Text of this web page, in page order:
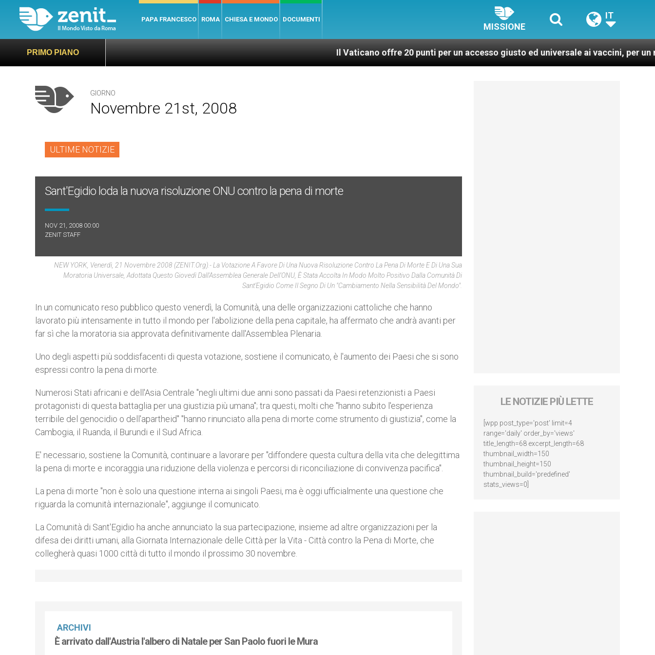
PAPA FRANCESCO ROMA CHIESA E MONDO DOCUMENTI
MISSIONE
IT
PRIMO PIANO Il Vaticano offre 20 punti per un accesso giusto ed universale ai vaccini, per un mondo più
GIORNO
Novembre 21st, 2008
ULTIME NOTIZIE
Sant'Egidio loda la nuova risoluzione ONU contro la pena di morte
NOV 21, 2008 00:00
ZENIT STAFF
NEW YORK, Venerdì, 21 Novembre 2008 (ZENIT.org).- La Votazione A Favore Di Una Nuova Risoluzione Contro La Pena Di Morte E Di Una Sua
Moratoria Universale, Adottata Questo Giovedì Dall'Assemblea Generale Dell'ONU, È Stata Accolta In Modo Molto Positivo Dalla Comunità Di
Sant'Egidio Come Il Segno Di Un "cambiamento Nella Sensibilità Del Mondo".
In un comunicato reso pubblico questo venerdì, la Comunità, una delle organizzazioni cattoliche che hanno
lavorato più intensamente in tutto il mondo per l'abolizione della pena capitale, ha affermato che andrà avanti per
far sì che la moratoria sia approvata definitivamente dall'Assemblea Plenaria.
Uno degli aspetti più soddisfacenti di questa votazione, sostiene il comunicato, è l'aumento dei Paesi che si sono
espressi contro la pena di morte.
Numerosi Stati africani e dell'Asia Centrale "negli ultimi due anni sono passati da Paesi retenzionisti a Paesi
protagonisti di questa battaglia per una giustizia più umana"; tra questi, molti che "hanno subito l'esperienza
terribile del genocidio o dell'apartheid" "hanno rinunciato alla pena di morte come strumento di giustizia", come la
Cambogia, il Ruanda, il Burundi e il Sud Africa.
E' necessario, sostiene la Comunità, continuare a lavorare per "diffondere questa cultura della vita che delegittima
la pena di morte e incoraggia una riduzione della violenza e percorsi di riconciliazione di convivenza pacifica".
La pena di morte "non è solo una questione interna ai singoli Paesi, ma è oggi ufficialmente una questione che
riguarda la comunità internazionale", aggiunge il comunicato.
La Comunità di Sant'Egidio ha anche annunciato la sua partecipazione, insieme ad altre organizzazioni per la
difesa dei diritti umani, alla Giornata Internazionale delle Città per la Vita - Città contro la Pena di Morte, che
collegherà quasi 1000 città di tutto il mondo il prossimo 30 novembre.
ARCHIVI
È arrivato dall'Austria l'albero di Natale per San Paolo fuori le Mura
LE NOTIZIE PIÙ LETTE
[wpp post_type='post' limit=4
range='daily' order_by='views'
title_length=68 excerpt_length=68
thumbnail_width=150
thumbnail_height=150
thumbnail_build='predefined'
stats_views=0]